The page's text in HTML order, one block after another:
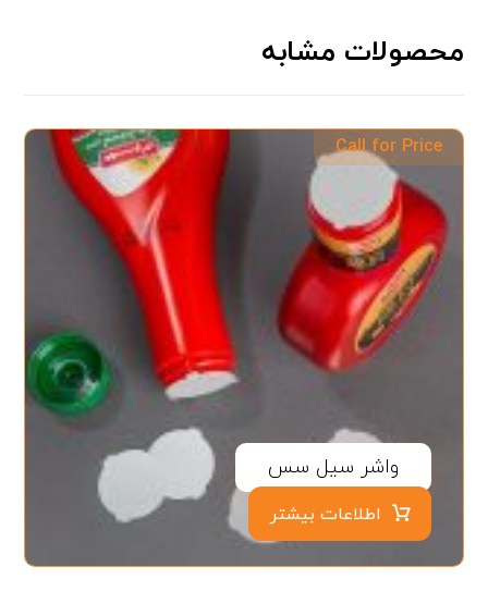
محصولات مشابه
واشر سیل سس
Call for Price
اطلاعات بیشتر